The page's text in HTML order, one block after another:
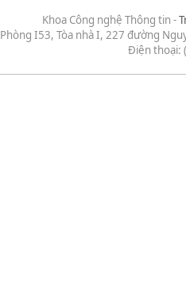
Khoa Công nghệ Thông tin -
Phòng I53, Tòa nhà I, 227 đường
Điện thoại: